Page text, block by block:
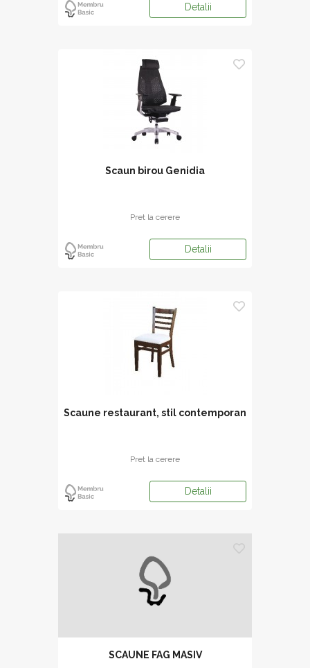
Detalii
Scaun birou Genidia
Pret la cerere
Detalii
Scaune restaurant, stil contemporan
Pret la cerere
Detalii
SCAUNE FAG MASIV